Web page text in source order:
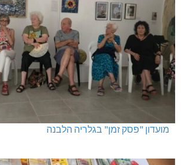
מועדון "פסק זמן" בגלריה הלבנה